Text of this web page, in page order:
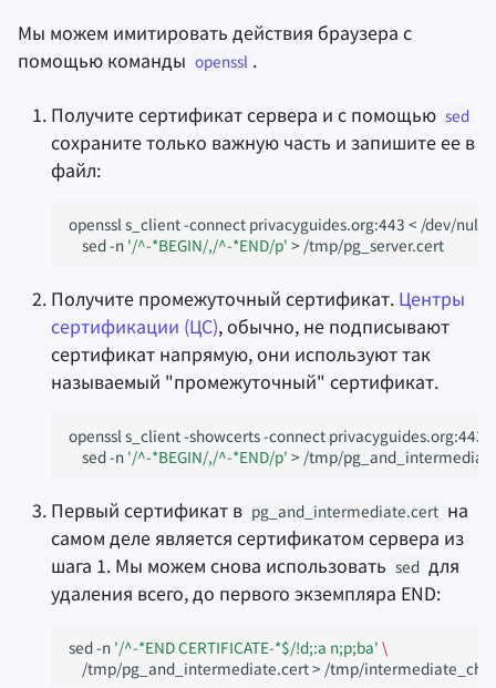
Мы можем имитировать действия браузера с
помощью команды openssl .
Получите сертификат сервера и с помощью sed
сохраните только важную часть и запишите ее в
файл:
openssl s_client-connect privacyguides.org:443 < /dev/null
sed-n '/^-*BEGIN/,/^-*END/p' >
Получите промежуточный сертификат. Центры
сертификации (ЦС), обычно, не подписывают
сертификат напрямую, они используют так
называемый "промежуточный" сертификат.
openssl s_client-showcerts-connect privacyguides.org:443
sed-n '/^-*BEGIN/,/^-*END/p' >
Первый сертификат в pg_and_intermediate.cert на
самом деле является сертификатом сервера из
шага 1. Мы можем снова использовать sed для
удаления всего, до первого экземпляра END:
sed-n '/^-*END CERTIFICATE-*$/!d;:a n;p;ba' \
/tmp/pg_and_intermediate.cert>